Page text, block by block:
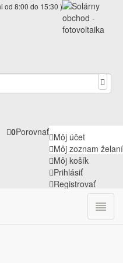
od 8:00 do 15:30 )
Môj účet
Môj zoznam želaní
Môj košík
Prihlásiť
Registrovať
0Porovnať
